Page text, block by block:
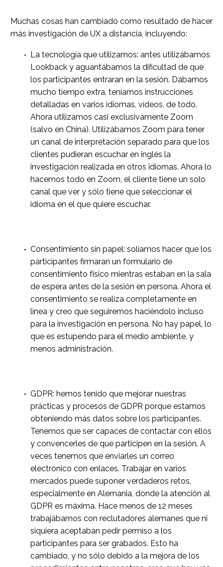
Muchas cosas han cambiado como resultado de hacer
más investigación de UX a distancia, incluyendo:
La tecnología que utilizamos: antes utilizábamos
Lookback y aguantábamos la dificultad de que
los participantes entraran en la sesión. Dábamos
mucho tiempo extra, teníamos instrucciones
detalladas en varios idiomas, vídeos, de todo.
Ahora utilizamos casi exclusivamente Zoom
(salvo en China). Utilizábamos Zoom para tener
un canal de interpretación separado para que los
clientes pudieran escuchar en inglés la
investigación realizada en otros idiomas. Ahora lo
hacemos todo en Zoom, el cliente tiene un solo
canal que ver y sólo tiene que seleccionar el
idioma en el que quiere escuchar.
Consentimiento sin papel: solíamos hacer que los
participantes firmaran un formulario de
consentimiento físico mientras estaban en la sala
de espera antes de la sesión en persona. Ahora el
consentimiento se realiza completamente en
línea y creo que seguiremos haciéndolo incluso
para la investigación en persona. No hay papel, lo
que es estupendo para el medio ambiente, y
menos administración.
GDPR: hemos tenido que mejorar nuestras
prácticas y procesos de GDPR porque estamos
obteniendo más datos sobre los participantes.
Tenemos que ser capaces de contactar con ellos
y convencerles de que participen en la sesión. A
veces tenemos que enviarles un correo
electrónico con enlaces. Trabajar en varios
mercados puede suponer verdaderos retos,
especialmente en Alemania, donde la atención al
GDPR es máxima. Hace menos de 12 meses
trabajábamos con reclutadores alemanes que ni
siquiera aceptaban pedir permiso a los
participantes para ser grabados. Esto ha
cambiado, y no sólo debido a la mejora de los